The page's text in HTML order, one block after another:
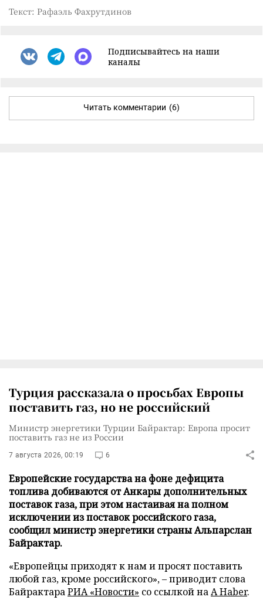
Текст: Рафаэль Фахрутдинов
Подписывайтесь на наши
каналы
Читать комментарии (6)
Турция рассказала о просьбах Европы
поставить газ, но не российский
Министр энергетики Турции Байрактар: Европа просит
поставить газ не из России
7 августа 2026, 00:19 6
Европейские государства на фоне дефицита
топлива добиваются от Анкары дополнительных
поставок газа, при этом настаивая на полном
исключении из поставок российского газа,
сообщил министр энергетики страны Альпарслан
Байрактар.
«Европейцы приходят к нам и просят поставить
любой газ, кроме российского», – приводит слова
БайрактараРИА «Новости» со ссылкой наA Haber.